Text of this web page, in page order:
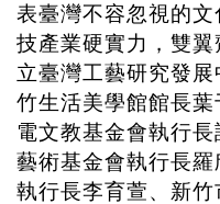
表臺灣不容忽視的
技產業硬實力，雙
立臺灣工藝研究發
竹生活美學館館長
電文教基金會執行
藝術基金會執行長羅
執行長李育萱、新